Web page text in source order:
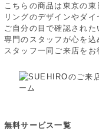
こちらの商品は東京の
リングのデザインやダ
ご自分の目で確認された
専門のスタッフが心を込
スタッフ一同ご来店をお
無料サービス一覧